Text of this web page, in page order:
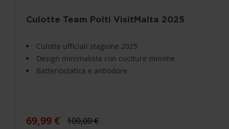
Culotte Team Polti VisitMalta 2025
Culotte ufficiali stagione 2025
Design minimalista con cuciture minime
Batteriostatica e antiodore
69,99 € 100,00 €